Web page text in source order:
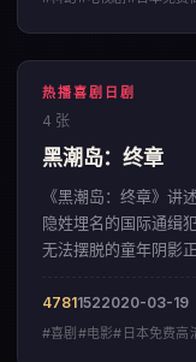
热播喜剧日剧
4 张
黑潮岛：终章
《黑潮岛：终章》讲
隐姓埋名的国际通缉
无法摆脱的童年阴影
作。
47811522020-03-19
#喜剧#电影#日本免费高